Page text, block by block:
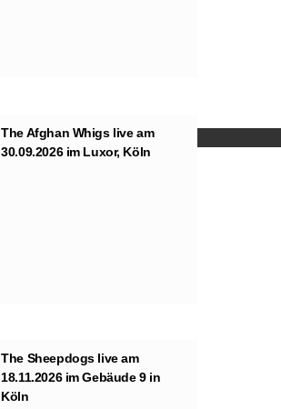
The Afghan Whigs live am
30.09.2026 im Luxor, Köln
The Sheepdogs live am
18.11.2026 im Gebäude 9 in
Köln